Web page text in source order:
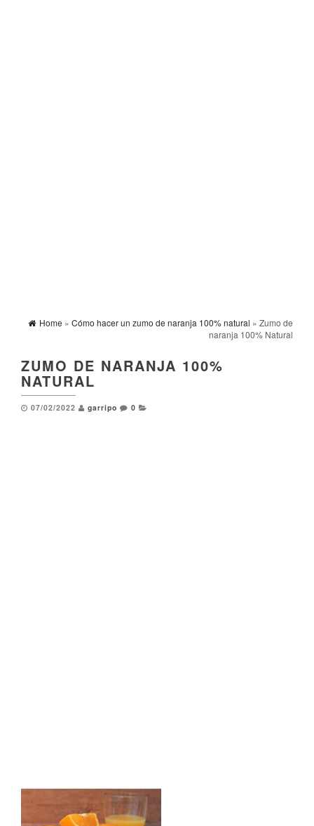
Home » Cómo hacer un zumo de naranja 100% natural » Zumo de
naranja 100% Natural
ZUMO DE NARANJA 100%
NATURAL
07/02/2022 garripo 0